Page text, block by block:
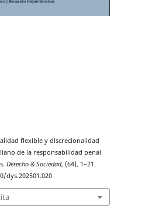
flexible y discrecionalidad
de la responsabilidad penal
Derecho & Sociedad, (64), 1–21.
dys.202501.020